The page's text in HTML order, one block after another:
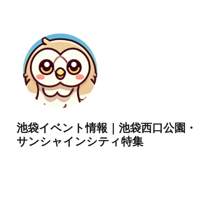
池袋イベント情報｜池袋西口公園・
サンシャインシティ特集